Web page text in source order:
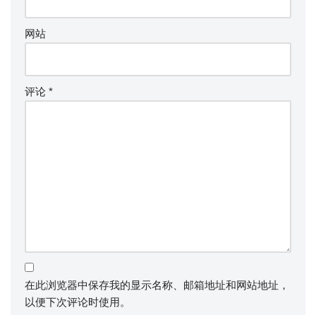
网站
评论 *
在此浏览器中保存我的显示名称、邮箱地址和网站地址，
以便下次评论时使用。